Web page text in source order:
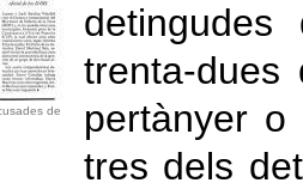
de
trenta-
pertànyer o
tres dels